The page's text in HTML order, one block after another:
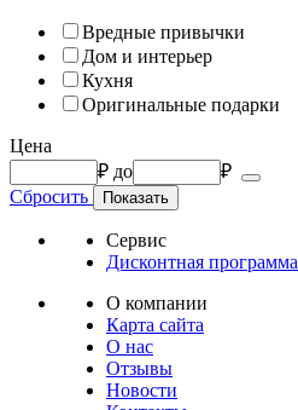
Вредные привычки
Дом и интерьер
Кухня
Оригинальные подарки
Цена
₽ до
₽
Сбросить
Сервис
Дисконтная программа
О компании
Карта сайта
О нас
Отзывы
Новости